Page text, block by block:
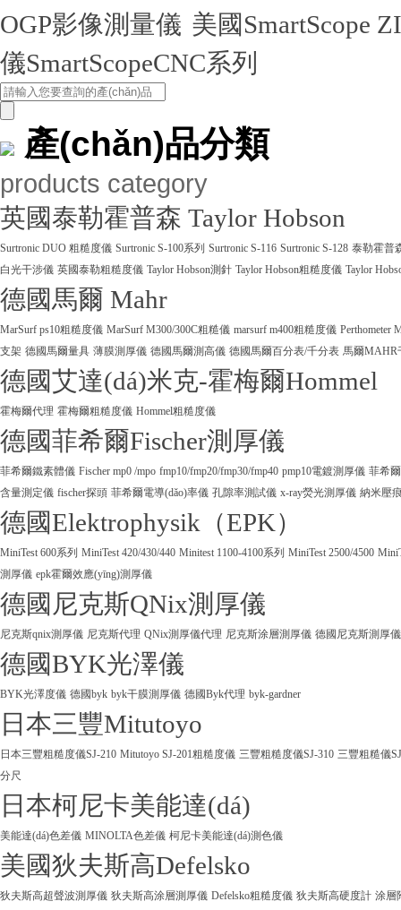
OGP影像測量儀 美國SmartScope
儀SmartScopeCNC系列
產(chǎn)品分類
products category
英國泰勒霍普森 Taylor Hobson
Surtronic DUO 粗糙度儀 Surtronic S-100系列 Surtronic S-116 Surtronic S-128 泰勒霍普
白光干涉儀 英國泰勒粗糙度儀 Taylor Hobson測針 Taylor Hobson粗糙度儀 Taylor
德國馬爾 Mahr
MarSurf ps10粗糙度儀 MarSurf M300/300C粗糙儀 marsurf m400粗糙度儀 Perthometer
支架 德國馬爾量具 薄膜測厚儀 德國馬爾測高儀 德國馬爾百分表/千分表 馬爾MAHR
德國艾達(dá)米克-霍梅爾Hommel
霍梅爾代理 霍梅爾粗糙度儀 Hommel粗糙度儀
德國菲希爾Fischer測厚儀
菲希爾鐵素體儀 Fischer mp0 /mpo fmp10/fmp20/fmp30/fmp40 pmp10電鍍測厚儀 菲希
含量測定儀 fischer探頭 菲希爾電導(dǎo)率儀 孔隙率測試儀 x-ray熒光測厚儀 納米壓
德國Elektrophysik（EPK）
MiniTest 600系列 MiniTest 420/430/440 Minitest 1100-4100系列 MiniTest 2500/4500
測厚儀 epk霍爾效應(yīng)測厚儀
德國尼克斯QNix測厚儀
尼克斯qnix測厚儀 尼克斯代理 QNix測厚儀代理 尼克斯涂層測厚儀 德國尼克斯測厚儀
德國BYK光澤儀
BYK光澤度儀 德國byk byk干膜測厚儀 德國Byk代理 byk-gardner
日本三豐Mitutoyo
日本三豐粗糙度儀SJ-210 Mitutoyo SJ-201粗糙度儀 三豐粗糙度儀SJ-310 三豐粗糙儀
分尺
日本柯尼卡美能達(dá)
美能達(dá)色差儀 MINOLTA色差儀 柯尼卡美能達(dá)測色儀
美國狄夫斯高Defelsko
狄夫斯高超聲波測厚儀 狄夫斯高涂層測厚儀 Defelsko粗糙度儀 狄夫斯高硬度計 涂層